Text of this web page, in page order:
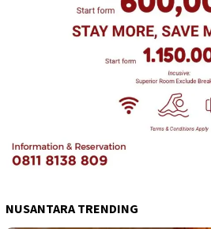
NUSANTARA TRENDING